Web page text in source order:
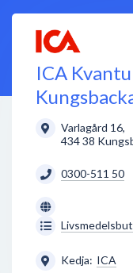
ICA
Varlagård 16,
434 38
0300-511 50
Kedja: ICA